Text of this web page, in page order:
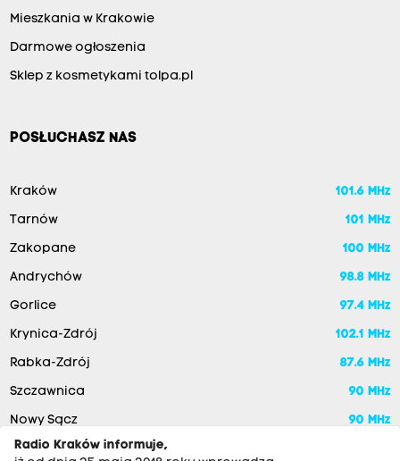
Mieszkania w Krakowie
Darmowe ogłoszenia
Sklep z kosmetykami tolpa.pl
POSŁUCHASZ NAS
Kraków 101.6 MHz
Tarnów 101 MHz
Zakopane 100 MHz
Andrychów 98.8 MHz
Gorlice 97.4 MHz
Krynica-Zdrój 102.1 MHz
Rabka-Zdrój 87.6 MHz
Szczawnica 90 MHz
Nowy Sącz
90 MHz
Radio Kraków informuje,